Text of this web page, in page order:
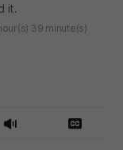
it.
39 minute(s)